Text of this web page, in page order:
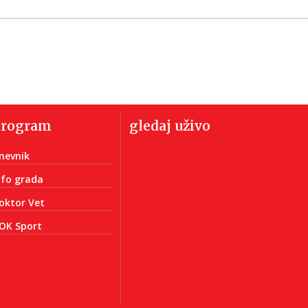
grada
Vet
Sport
gledaj uživo